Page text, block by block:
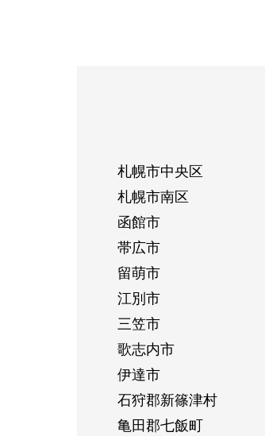
札幌市中央区
札幌市南区
函館市
帯広市
留萌市
江別市
三笠市
歌志内市
伊達市
石狩郡新篠津村
亀田郡七飯町